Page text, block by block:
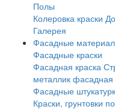
Полы
Колеровка краски
Галерея
Фасадные
Фасадные краски
Фасадная краска
металлик фасадная
Фасадные
Краски, грунтовки